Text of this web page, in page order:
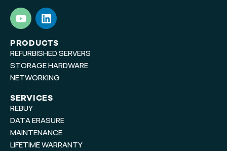
Y
o
u
t
u
b
e
L
i
n
k
e
d
i
PRODUCTS
REFURBISHED SERVERS
STORAGE HARDWARE
NETWORKING
SERVICES
REBUY
DATA ERASURE
MAINTENANCE
LIFETIME WARRANTY